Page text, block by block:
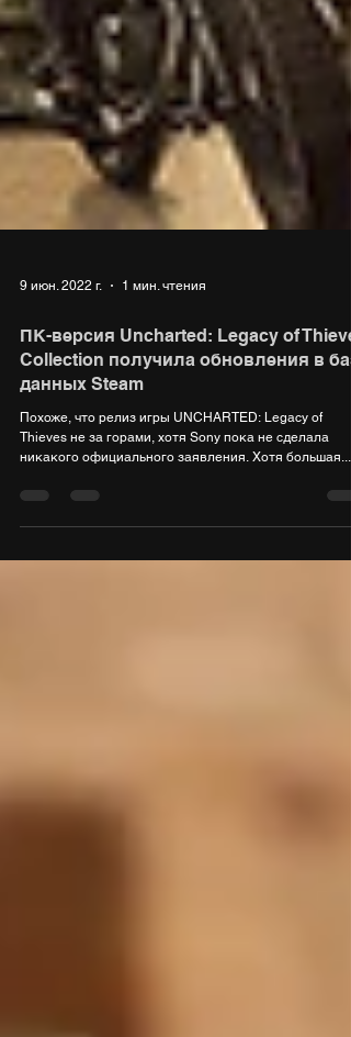
9 июн. 2022 г. 1 мин. чтения
ПК-версия Uncharted: Legacy of
данных Steam
Похоже, что релиз игры UNCHARTED: Legacy of
никакого официального заявления. Хотя большая...